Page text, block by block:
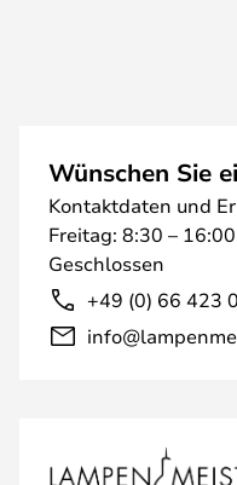
Wünschen Sie
Kontaktdaten und
Freitag: 8:30 –
Geschlossen
+49 (0) 66 423